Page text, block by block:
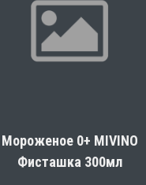
Мороженое 0+ MIVINO
Фисташка 300мл